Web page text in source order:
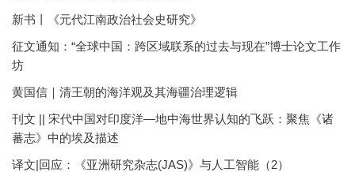
新书丨《元代江南政治社会史研究》
征文通知：“全球中国：跨区域联系的过去与现在”博士论文工作
坊
黄国信｜清王朝的海洋观及其海疆治理逻辑
刊文 || 宋代中国对印度洋—地中海世界认知的飞跃：聚焦《诸
蕃志》中的埃及描述
译文|回应：《亚洲研究杂志(JAS)》与人工智能（2）